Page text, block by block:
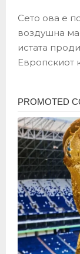
Сето ова е
воздушна
истата
Европскиот